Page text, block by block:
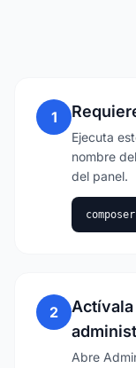
1
Ejecuta
nombre
del panel.
2
Abre